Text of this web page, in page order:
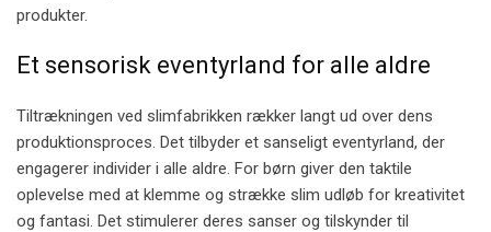
produkter.
Et sensorisk eventyrland for alle aldre
Tiltrækningen ved slimfabrikken rækker langt ud over dens
produktionsproces. Det tilbyder et sanseligt eventyrland, der
engagerer individer i alle aldre. For børn giver den taktile
oplevelse med at klemme og strække slim udløb for kreativitet
og fantasi. Det stimulerer deres sanser og tilskynder til